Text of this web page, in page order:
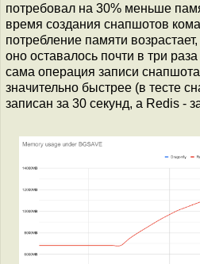
потребовал на 30% меньше
время создания снапшотов
потребление памяти
оно оставалось почти в три
сама операция записи
значительно быстрее (в тесте
записан за 30 секунд, а Redis -